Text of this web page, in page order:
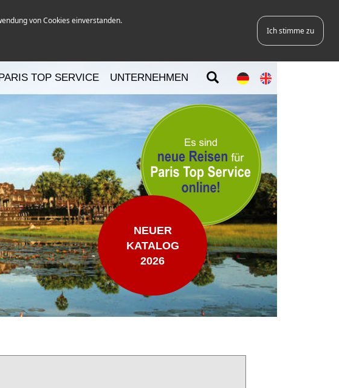
TOP SERVICE UNTERNEHMEN
NEUER
KATALOG
2026
von Cookies einverstanden.
Ich stimme zu